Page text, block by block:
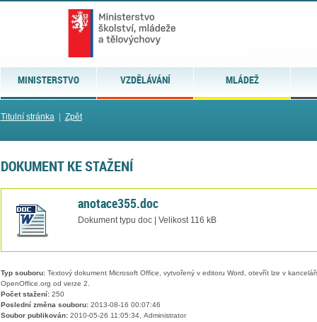
MINISTERSTVO VZDĚLÁVÁNÍ MLÁDEŽ
Titulní stránka| Zpět
DOKUMENT KE STAŽENÍ
anotace355.doc
Dokument typu doc | Velikost 116 kB
Typ souboru:Textový dokument Microsoft Office, vytvořený v editoru Word, otevřít lze v
OpenOffice.org od verze 2.
Počet stažení:250
Poslední změna souboru:2013-08-16 00:07:46
Soubor publikován:2010-05-26 11:05:34, Administrator